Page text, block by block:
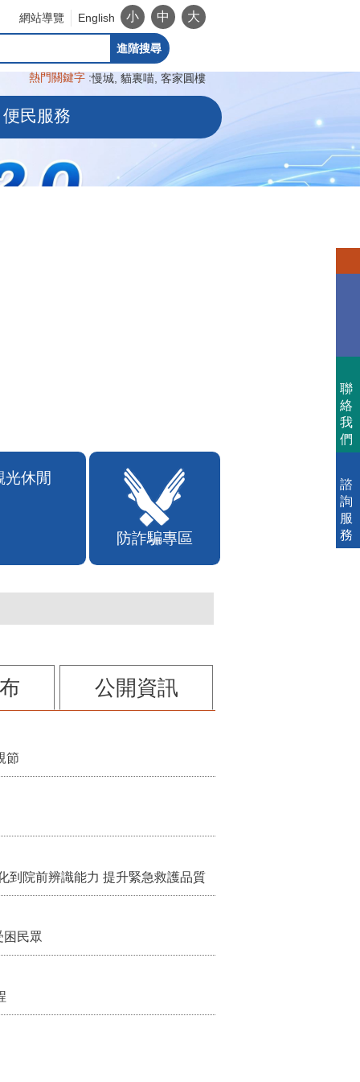
網站導覽 English 小 中 大
進階搜尋
熱門關鍵字 慢城 貓裏喵 客家圓樓
便民服務
防詐騙專區
公開資訊
節
到院前辨識能力 提升緊急救護品質
民眾
聯
絡
我
們
諮
詢
服
務